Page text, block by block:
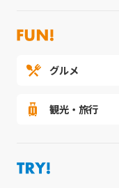
グルメ
観光・旅行